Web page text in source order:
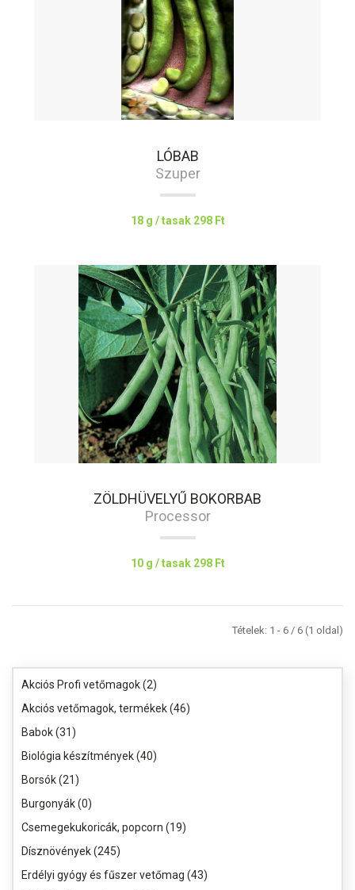
Akciós Profi vetőmagok (2)
Akciós vetőmagok, termékek (46)
Babok (31)
Biológia készítmények (40)
Borsók (21)
Burgonyák (0)
Csemegekukoricák, popcorn (19)
Dísznövények (245)
Erdélyi gyógy és fűszer vetőmag (43)
LÓBAB
Szuper
18 g / tasak 298 Ft
ZÖLDHÜVELYŰ BOKORBAB
Processor
10 g / tasak 298 Ft
Tételek: 1 - 6 / 6 (1 oldal)